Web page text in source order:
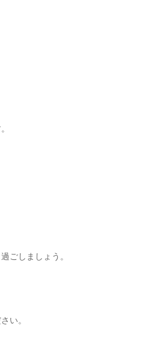
ごしましょう。
い。